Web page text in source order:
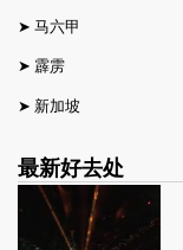
最新好去处
➤ 马六甲
➤ 霹雳
➤ 新加坡